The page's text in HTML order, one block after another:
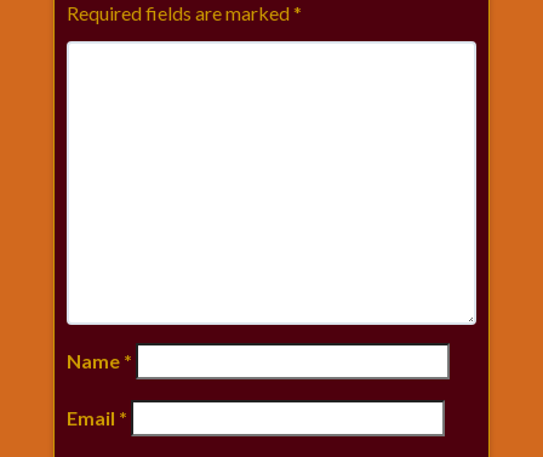
Required fields are marked *
Name *
Email *